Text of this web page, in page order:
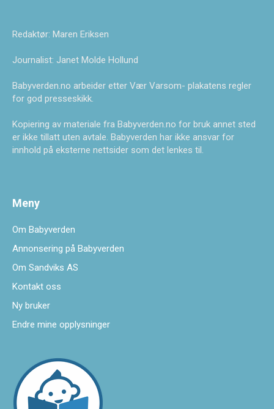
Redaktør: Maren Eriksen
Journalist: Janet Molde Hollund
Babyverden.no arbeider etter Vær Varsom- plakatens regler
for god presseskikk.
Kopiering av materiale fra Babyverden.no for bruk annet sted
er ikke tillatt uten avtale. Babyverden har ikke ansvar for
innhold på eksterne nettsider som det lenkes til.
Meny
Om Babyverden
Annonsering på Babyverden
Om Sandviks AS
Kontakt oss
Ny bruker
Endre mine opplysninger